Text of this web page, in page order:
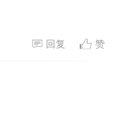
回复 赞